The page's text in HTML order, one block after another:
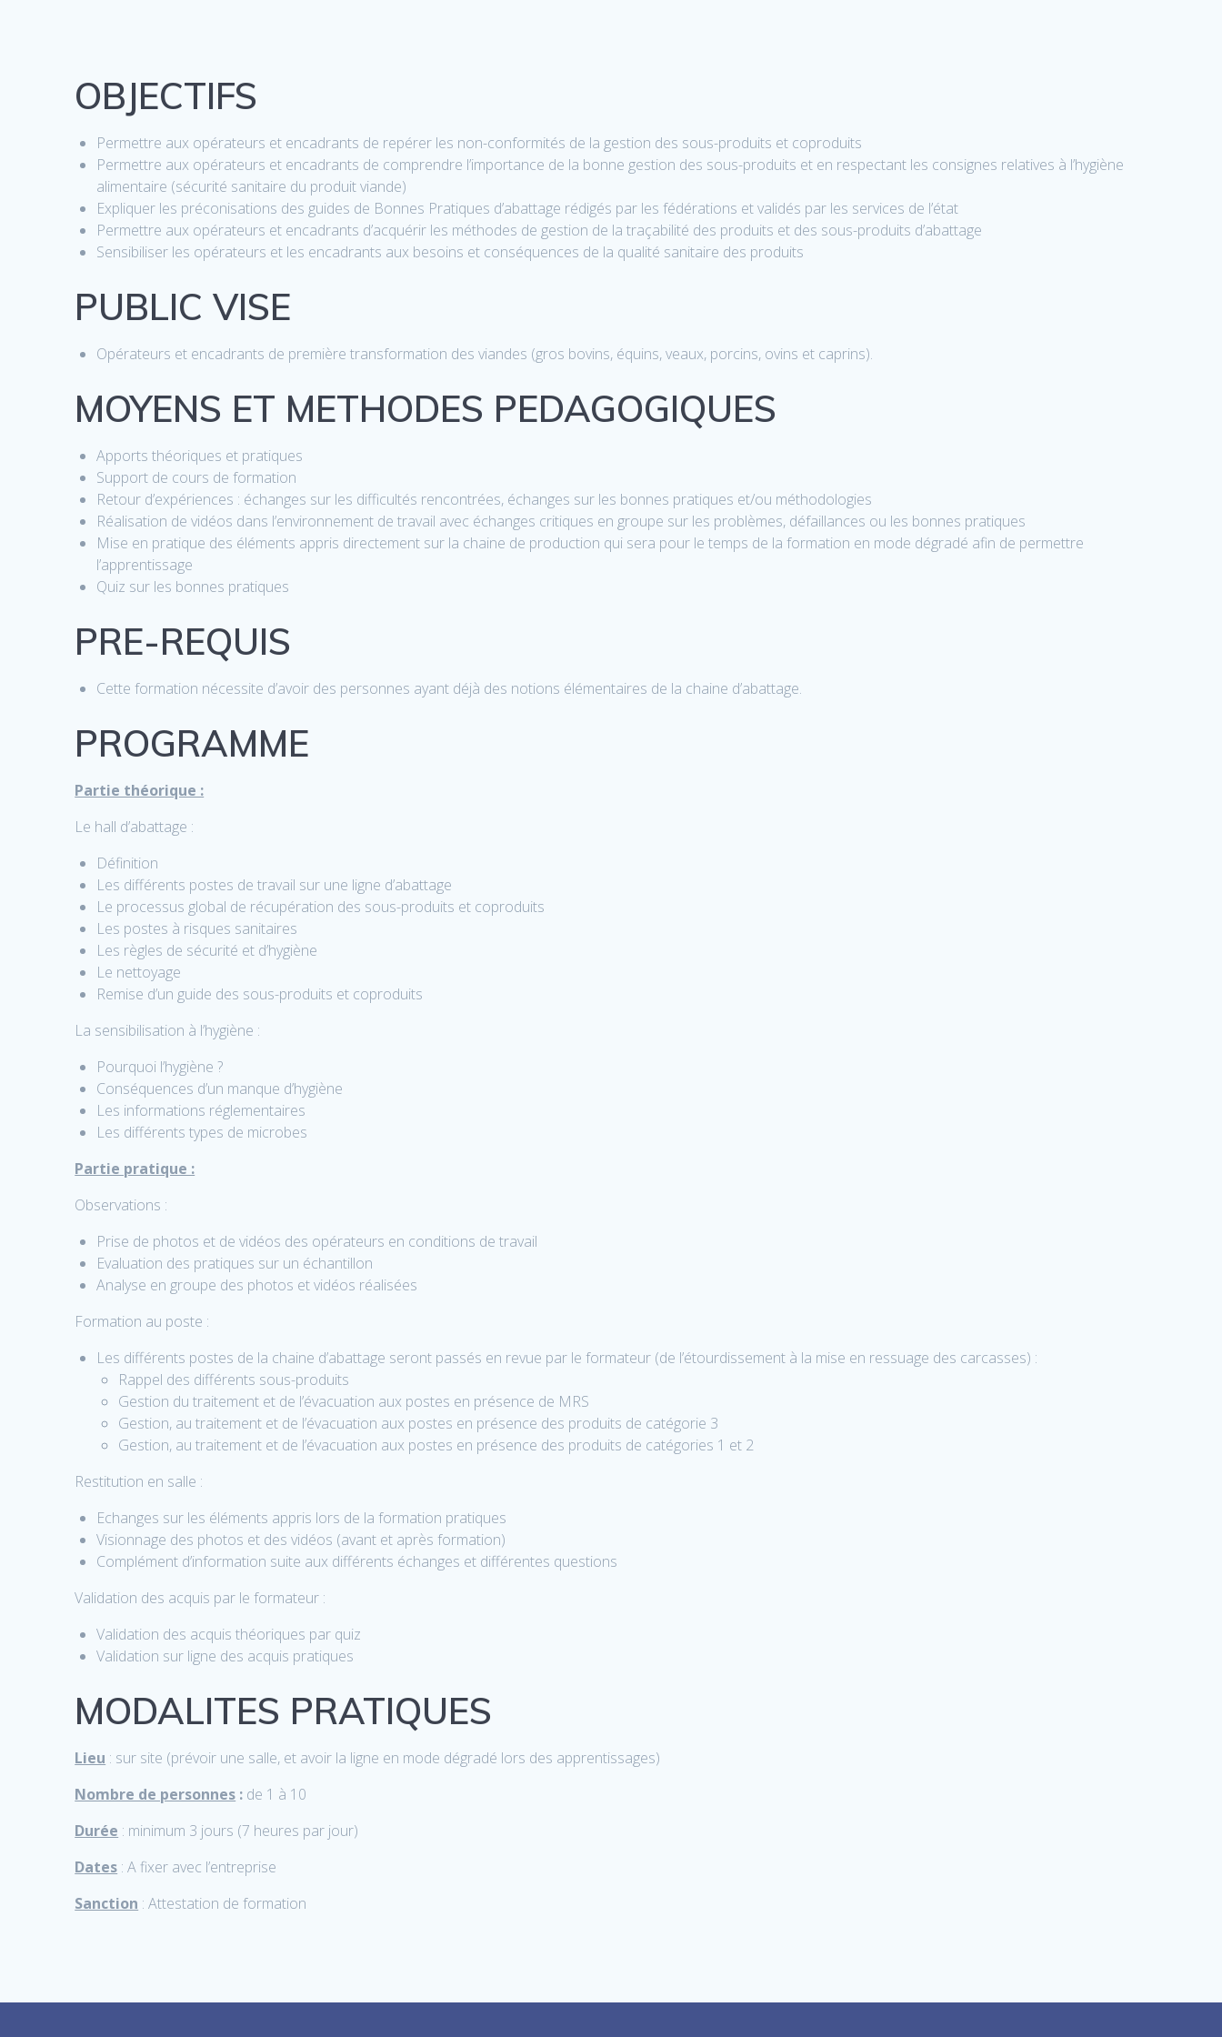
OBJECTIFS
Permettre aux opérateurs et encadrants de repérer les non-conformités de la gestion des sous-produits et coproduits
Permettre aux opérateurs et encadrants de comprendre l’importance de la bonne gestion des sous-produits et en respectant les consignes relatives à l’hygiène
alimentaire (sécurité sanitaire du produit viande)
Expliquer les préconisations des guides de Bonnes Pratiques d’abattage rédigés par les fédérations et validés par les services de l’état
Permettre aux opérateurs et encadrants d’acquérir les méthodes de gestion de la traçabilité des produits et des sous-produits d’abattage
Sensibiliser les opérateurs et les encadrants aux besoins et conséquences de la qualité sanitaire des produits
PUBLIC VISE
Opérateurs et encadrants de première transformation des viandes (gros bovins, équins, veaux, porcins, ovins et caprins).
MOYENS ET METHODES PEDAGOGIQUES
Apports théoriques et pratiques
Support de cours de formation
Retour d’expériences : échanges sur les difficultés rencontrées, échanges sur les bonnes pratiques et/ou méthodologies
Réalisation de vidéos dans l’environnement de travail avec échanges critiques en groupe sur les problèmes, défaillances ou les bonnes pratiques
Mise en pratique des éléments appris directement sur la chaine de production qui sera pour le temps de la formation en mode dégradé afin de permettre
l’apprentissage
Quiz sur les bonnes pratiques
PRE-REQUIS
Cette formation nécessite d’avoir des personnes ayant déjà des notions élémentaires de la chaine d’abattage.
PROGRAMME
Partie théorique :
Le hall d’abattage :
Définition
Les différents postes de travail sur une ligne d’abattage
Le processus global de récupération des sous-produits et coproduits
Les postes à risques sanitaires
Les règles de sécurité et d’hygiène
Le nettoyage
Remise d’un guide des sous-produits et coproduits
La sensibilisation à l’hygiène :
Pourquoi l’hygiène ?
Conséquences d’un manque d’hygiène
Les informations réglementaires
Les différents types de microbes
Partie pratique :
Observations :
Prise de photos et de vidéos des opérateurs en conditions de travail
Evaluation des pratiques sur un échantillon
Analyse en groupe des photos et vidéos réalisées
Formation au poste :
Les différents postes de la chaine d’abattage seront passés en revue par le formateur (de l’étourdissement à la mise en ressuage des carcasses) :
Rappel des différents sous-produits
Gestion du traitement et de l’évacuation aux postes en présence de MRS
Gestion, au traitement et de l’évacuation aux postes en présence des produits de catégorie 3
Gestion, au traitement et de l’évacuation aux postes en présence des produits de catégories 1 et 2
Restitution en salle :
Echanges sur les éléments appris lors de la formation pratiques
Visionnage des photos et des vidéos (avant et après formation)
Complément d’information suite aux différents échanges et différentes questions
Validation des acquis par le formateur :
Validation des acquis théoriques par quiz
Validation sur ligne des acquis pratiques
MODALITES PRATIQUES
Lieu : sur site (prévoir une salle, et avoir la ligne en mode dégradé lors des apprentissages)
Nombre de personnes : de 1 à 10
Durée : minimum 3 jours (7 heures par jour)
Dates : A fixer avec l’entreprise
Sanction : Attestation de formation